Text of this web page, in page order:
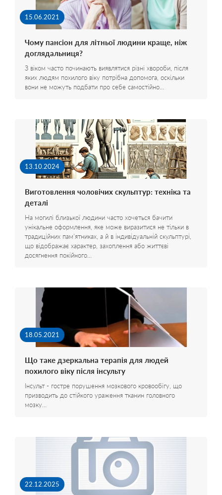
15.06.2021
Чому пансіон для літньої людини краще, ніж
доглядальниця?
З віком часто починають виявлятися різні хвороби, після
яких людям похилого віку потрібна допомога, оскільки
вони не можуть подбати про себе самостійно…
13.10.2024
Виготовлення чоловічих скульптур: техніка та
деталі
На могилі близької людини часто хочеться бачити
унікальне оформлення, яке може виразитися не тільки в
традиційних пам'ятниках, а й в індивідуальній скульптурі,
що відображає характер, захоплення або життєві
досягнення покійного…
18.05.2021
Що таке дзеркальна терапія для людей
похилого віку після інсульту
Інсульт - гостре порушення мозкового кровообігу, що
призводить до стійкого ураження тканин головного
мозку…
22.12.2025